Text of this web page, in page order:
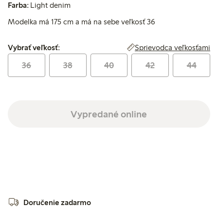
Farba: Light denim
Modelka má 175 cm a má na sebe veľkosť 36
Vybrať veľkosť:
Vybrať veľkosť: Sprievodca veľkosťami
36 38 40 42 44
Vypredané online
Doručenie zadarmo